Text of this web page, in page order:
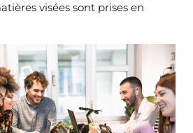
visées sont prises en